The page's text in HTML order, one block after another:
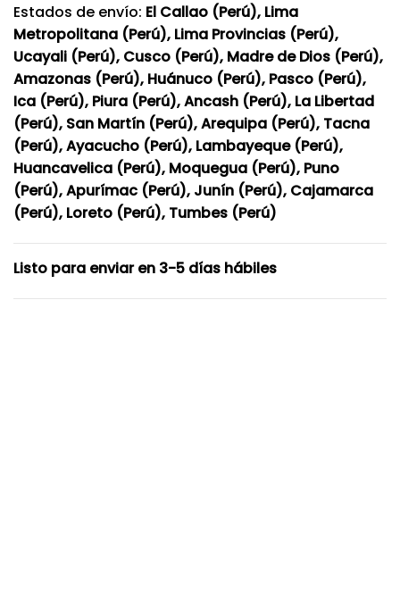
Estados de envío: El Callao (Perú), Lima
Metropolitana (Perú), Lima Provincias (Perú),
Ucayali (Perú), Cusco (Perú), Madre de Dios (Perú),
Amazonas (Perú), Huánuco (Perú), Pasco (Perú),
Ica (Perú), Piura (Perú), Ancash (Perú), La Libertad
(Perú), San Martín (Perú), Arequipa (Perú), Tacna
(Perú), Ayacucho (Perú), Lambayeque (Perú),
Huancavelica (Perú), Moquegua (Perú), Puno
(Perú), Apurímac (Perú), Junín (Perú), Cajamarca
(Perú), Loreto (Perú), Tumbes (Perú)
Listo para enviar en 3-5 días hábiles